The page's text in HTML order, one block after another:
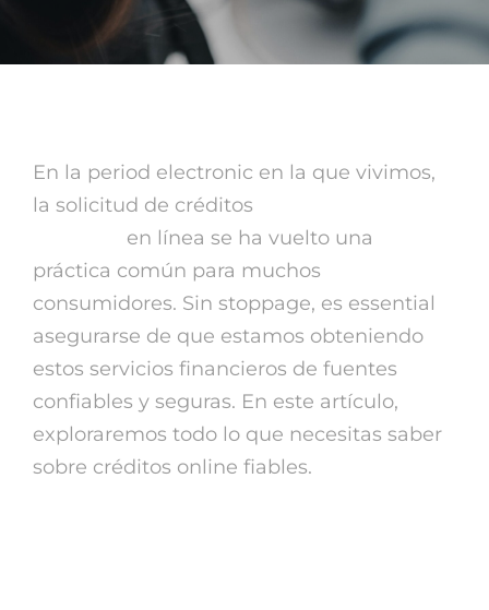
En la period electronic en la que vivimos,
la solicitud de créditos
en línea se ha vuelto una
práctica común para muchos
consumidores. Sin stoppage, es essential
asegurarse de que estamos obteniendo
estos servicios financieros de fuentes
confiables y seguras. En este artículo,
exploraremos todo lo que necesitas saber
sobre créditos online fiables.